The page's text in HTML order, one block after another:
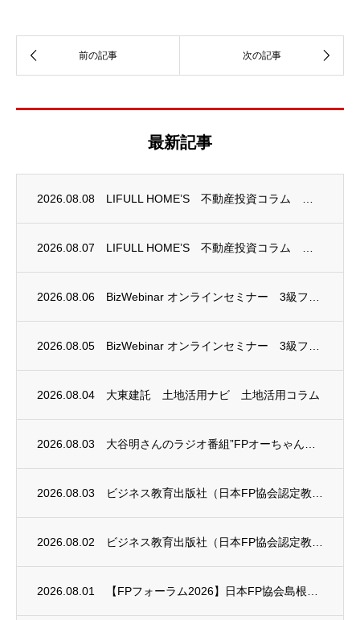
最新記事
2026.08.08 LIFULL HOME’S 不動産投資コラム 掲載のお知らせ
2026.08.07 LIFULL HOME’S 不動産投資コラム 掲載のお知らせ
2026.08.06 BizWebinar オンラインセミナー 3級ファイナンシャル・プランニング技能士試験...
2026.08.05 BizWebinar オンラインセミナー 3級ファイナンシャル・プランニング技能士試験...
2026.08.04 大東建託 土地活用ナビ 土地活用コラム
2026.08.03 大谷明さんのラジオ番組”FPオーちゃんの「マネーのとびら」”に、安田まゆみさんが出演し...
2026.08.03 ビジネス教育出版社（日本FP協会認定教育機関）継続セミナー終了のお知らせ
2026.08.02 ビジネス教育出版社（日本FP協会認定教育機関）継続セミナー終了のお知らせ
2026.08.01 【FPフォーラム2026】日本FP協会島根支部のお知らせ